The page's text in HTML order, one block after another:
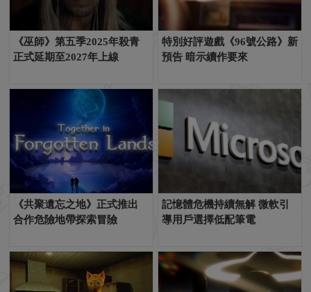
《巫師》第五季2025年殺青
正式延期至2027年上線
特別好評遊戲《96號公路》新
預告 暗示續作要來
《共聚遺忘之地》正式推出
合作危險地帶探索冒險
記憶體危機持續無解 微軟引
導用戶選擇低配筆電